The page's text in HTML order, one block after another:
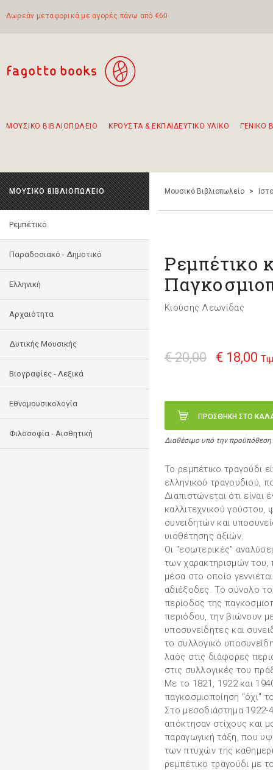
Δωρεάν μεταφορικά με αγορές πάνω από €60
ΜΟΥΣΙΚΟ ΒΙΒΛΙΟΠΩΛΕΙΟ ΚΡΟΥΣΤΑ & ΕΚΠΑΙΔΕΥΤΙΚΟ ΥΛΙΚΟ ΓΕΝΙΚΟ
ΜΟΥΣΙΚΟ ΒΙΒΛΙΟΠΩΛΕΙΟ
Ρεμπέτικο
Παραδοσιακό - Δημοτικό
Ελληνική
Αρχαιότητα
Δυτικής Μουσικής
Βιογραφίες - Λεξικά
Εθνομουσικολογία
Φιλοσοφία - Αισθητική
Μουσικό Βιβλιοπωλείο >
Ρεμπέτικο
Κιούσης Λεωνίδας
€ 20,00 € 18,00
ΠΡΟΣΘΗΚΗ ΣΤΟ
Διαθέσιμο υπό την
Το ρεμπέτικο τραγούδι
ελληνικού τραγουδιού,
Διαπιστώνεται ότι
καλλιτεχνικού
συνειδητών και
υιοθέτησης αξιών.
Οι "εσωτερικές"
των χαρακτηρισμών του,
μέσα στο οποίο
αδιέξοδες. Το σύνολο
περίοδος της
περιόδου, την βιώνουν
υποσυνείδητες και
το συλλογικό
λαός στις διάφορες
στις συλλογικές του
Με το 1821, 1922 και
παγκοσμιοποίηση "όχι"
Στο μεσοδιάστημα 1922-
απόκτησαν στίχους και
παραγωγική τάξη, που
των πτυχών της
ρεμπέτικο τραγούδι με